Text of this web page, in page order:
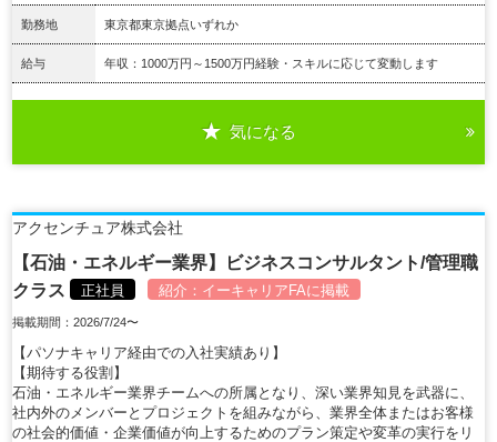
勤務地 東京都東京拠点いずれか
給与 年収：1000万円～1500万円経験・スキルに応じて変動します
気になる
アクセンチュア株式会社
【石油・エネルギー業界】ビジネスコンサルタント/管理職
クラス
正社員 紹介： イーキャリアFAに掲載
掲載期間：2026/7/24〜
【パソナキャリア経由での入社実績あり】
【期待する役割】
石油・エネルギー業界チームへの所属となり、深い業界知見を武器に、
社内外のメンバーとプロジェクトを組みながら、業界全体またはお客様
の社会的価値・企業価値が向上するためのプラン策定や変革の実行をリ